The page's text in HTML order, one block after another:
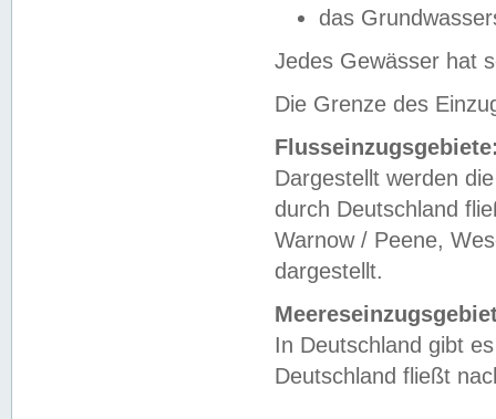
das
Jedes Gewässer hat
Die Grenze des
Dargestellt werden
durch Deutschland
Warnow / Peene,
dargestellt.
In Deutschland gibt
Deutschland fließt